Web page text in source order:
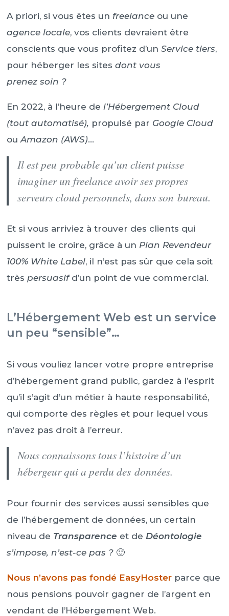
A priori, si vous êtes un freelance ou une
agence locale, vos clients devraient être
conscients que vous profitez d’un Service tiers,
pour héberger les sites dont vous
prenez soin ?
En 2022, à l’heure de l’Hébergement Cloud
(tout automatisé), propulsé par Google Cloud
ou Amazon (AWS)…
Il est peu probable qu’un client puisse
imaginer un freelance avoir ses propres
serveurs cloud personnels, dans son bureau.
Et si vous arriviez à trouver des clients qui
puissent le croire, grâce à un Plan Revendeur
100% White Label, il n’est pas sûr que cela soit
très persuasifd’un point de vue commercial.
L’Hébergement Web est un service
un peu “sensible”…
Si vous vouliez lancer votre propre entreprise
d’hébergement grand public, gardez à l’esprit
qu’il s’agit d’un métier à haute responsabilité,
qui comporte des règles et pour lequel vous
n’avez pas droit à l’erreur.
Nous connaissons tous l’histoire d’un
hébergeur qui a perdu des données.
Pour fournir des services aussi sensibles que
de l’hébergement de données, un certain
niveau de Transparence et de Déontologie
s’impose, n’est-ce pas ? 🙂
Nous n’avons pas fondé EasyHoster parce que
nous pensions pouvoir gagner de l’argent en
vendant de l’Hébergement Web.